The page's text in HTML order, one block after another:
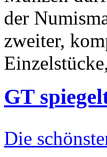
der
zweiter,
GT
Die